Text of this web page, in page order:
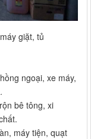
giặt, tủ
ngoại, xe máy,
bê tông, xi
máy tiện, quạt